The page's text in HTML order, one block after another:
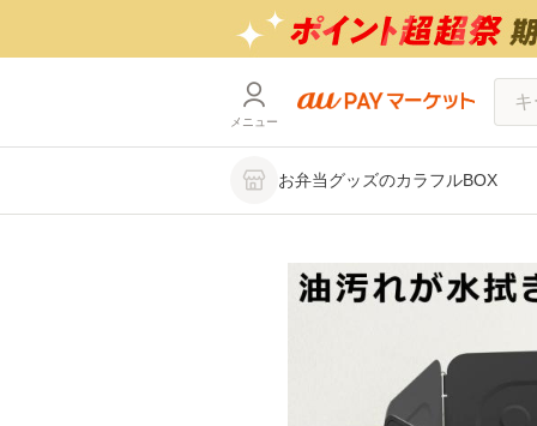
メニュー
お弁当グッズのカラフルBOX